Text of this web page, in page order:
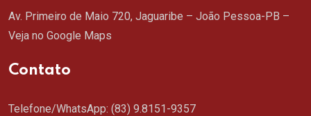
Av. Primeiro de Maio 720, Jaguaribe – João Pessoa-PB –
Veja no Google Maps
Contato
Telefone/WhatsApp: (83) 9.8151-9357